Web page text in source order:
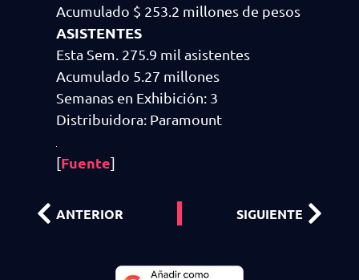
Acumulado $ 253.2 millones de pesos
ASISTENTES
Esta Sem. 275.9 mil asistentes
Acumulado 5.27 millones
Semanas en Exhibición: 3
Distribuidora: Paramount
[Fuente]
ANTERIOR SIGUIENTE